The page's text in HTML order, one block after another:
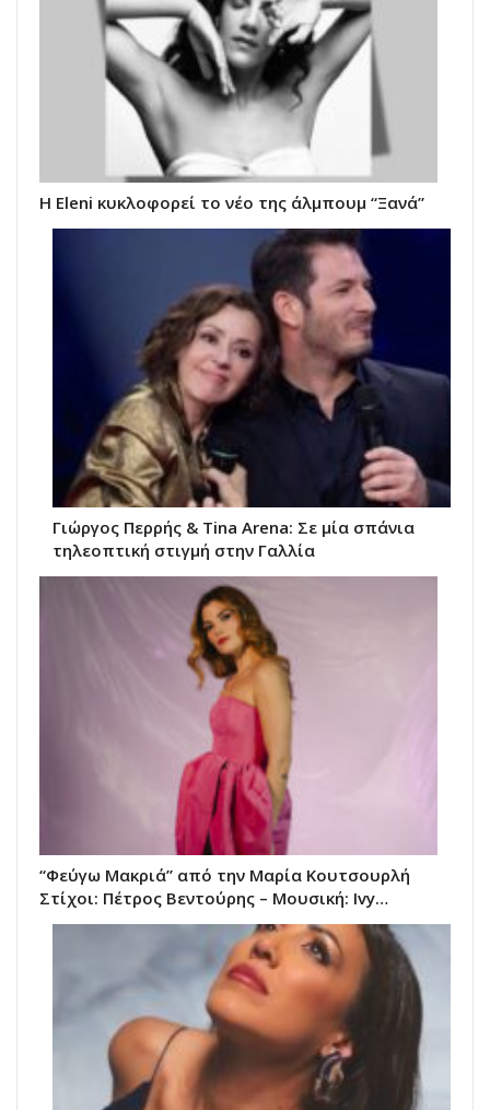
Η Eleni κυκλοφορεί το νέο της άλμπουμ “Ξανά”
Γιώργος Περρής & Tina Arena: Σε μία σπάνια
τηλεοπτική στιγμή στην Γαλλία
“Φεύγω Μακριά” από την Μαρία Κουτσουρλή
Στίχοι: Πέτρος Βεντούρης – Μουσική: Ivy…